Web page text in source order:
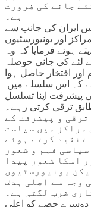
جانے کی ضرورت
ہے۔
ایران کی جانب سے
اور یونیورسٹیوں
ہوئے فرمایا کہ وہ
کی جانی حوصلہ
افتخار حاصل ہوا
کہ اس سلسلے میں
پیشرفت اپنا تسلسل
ترقی کرتی رہے۔
ترقی و پیشرفت کے
مراکز میں سیاست
تنقید کرتے ہوئے
فہم و شعور
اسکا شعور پیدا
یونیورسٹیوں
وجہ سے اصلی ہدف
ضرب لگتی ہے۔
دوسرے حصے کو اعلی